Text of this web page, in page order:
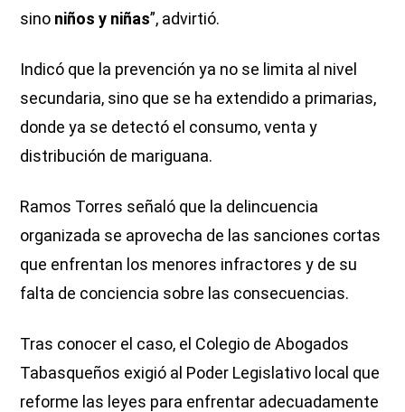
sino niños y niñas”, advirtió.
Indicó que la prevención ya no se limita al nivel
secundaria, sino que se ha extendido a primarias,
donde ya se detectó el consumo, venta y
distribución de mariguana.
Ramos Torres señaló que la delincuencia
organizada se aprovecha de las sanciones cortas
que enfrentan los menores infractores y de su
falta de conciencia sobre las consecuencias.
Tras conocer el caso, el Colegio de Abogados
Tabasqueños exigió al Poder Legislativo local que
reforme las leyes para enfrentar adecuadamente